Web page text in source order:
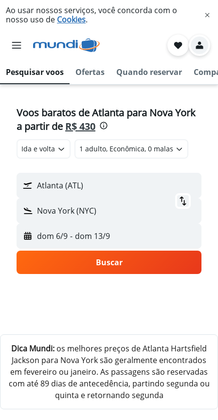
Ao usar nossos serviços, você concorda com o
nosso uso de Cookies.
Pesquisar voos Ofertas Quando reservar
Voos baratos de Atlanta para Nova York
a partir de R$ 430
Ida e volta 1 adulto, Econômica, 0 malas
Atlanta (ATL)
Nova York (NYC)
dom 6/9 - dom 13/9
Buscar
Dica Mundi: os melhores preços de Atlanta Hartsfield
Jackson para Nova York são geralmente encontrados
em fevereiro ou janeiro. As passagens são reservadas
com até 89 dias de antecedência, partindo segunda ou
quinta e retornando segunda